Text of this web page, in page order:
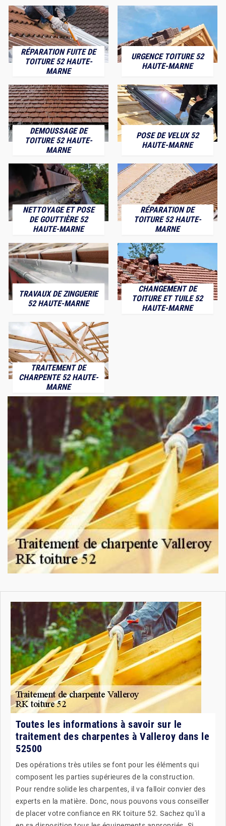
RÉPARATION FUITE DE
TOITURE 52 HAUTE-
MARNE
URGENCE TOITURE 52
HAUTE-MARNE
DEMOUSSAGE DE
TOITURE 52 HAUTE-
MARNE
POSE DE VELUX 52
HAUTE-MARNE
NETTOYAGE ET POSE
DE GOUTTIÈRE 52
HAUTE-MARNE
RÉPARATION DE
TOITURE 52 HAUTE-
MARNE
TRAVAUX DE ZINGUERIE
52 HAUTE-MARNE
CHANGEMENT DE
TOITURE ET TUILE 52
HAUTE-MARNE
TRAITEMENT DE
CHARPENTE 52 HAUTE-
MARNE
Toutes les informations à savoir sur le
traitement des charpentes à Valleroy dans le
52500
Des opérations très utiles se font pour les éléments qui
composent les parties supérieures de la construction.
Pour rendre solide les charpentes, il va falloir convier des
experts en la matière. Donc, nous pouvons vous conseiller
de placer votre confiance en RK toiture 52. Sachez qu'il a